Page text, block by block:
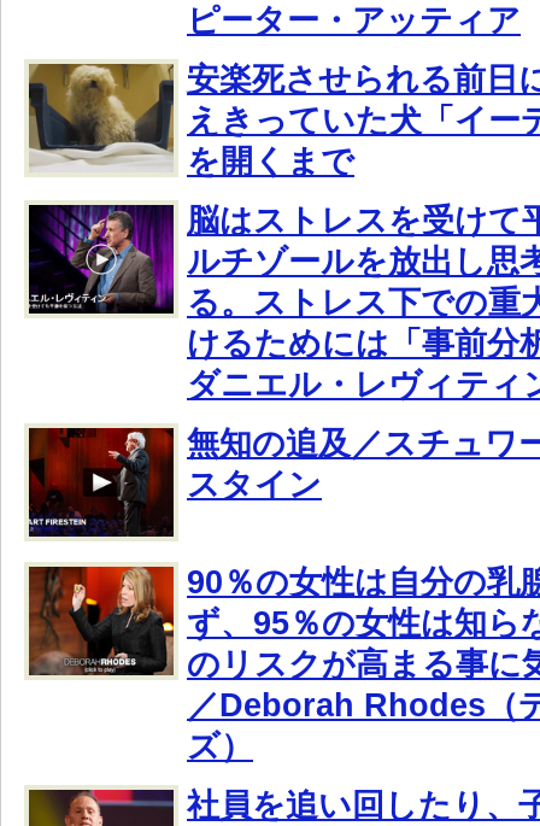
ピーター・アッティア
安楽死させられる前日
えきっていた犬「イー
を開くまで
脳はストレスを受けて
ルチゾールを放出し思
る。ストレス下での重
けるためには「事前分
ダニエル・レヴィティ
無知の追及／スチュワ
スタイン
90％の女性は自分の乳
ず、95％の女性は知ら
のリスクが高まる事に
／Deborah Rhodes（
ズ）
社員を追い回したり、